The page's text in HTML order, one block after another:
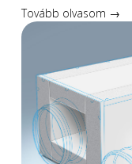
Tovább olvasom →